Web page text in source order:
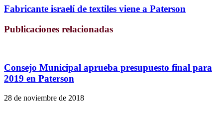
Fabricante israelí de textiles viene a Paterson
Publicaciones relacionadas
Consejo Municipal aprueba presupuesto final para
2019 en Paterson
28 de noviembre de 2018